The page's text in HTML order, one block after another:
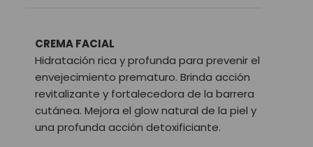
CREMA FACIAL
Hidratación rica y profunda para prevenir el
envejecimiento prematuro. Brinda acción
revitalizante y fortalecedora de la barrera
cutánea. Mejora el glow natural de la piel y
una profunda acción detoxificiante.